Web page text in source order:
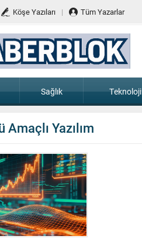
Köşe Yazıları Tüm Yazarlar
Sağlık Teknoloji
Amaçlı Yazılım